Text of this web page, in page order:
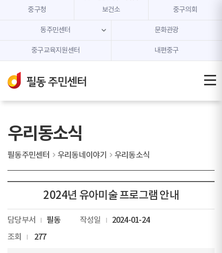
본문 내용 바로가기
주메뉴 바로가기
중구청 보건소 중구의회
동주민센터 문화관광
중구교육지원센터 내편중구
우리동소식
필동주민센터 우리동네이야기 우리동소식
2024년 유아미술 프로그램 안내
담당부서 필동 작성일
2024-01-24
조회
277